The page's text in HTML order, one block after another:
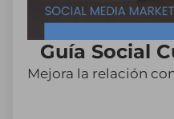
Guía Social
Mejora la relación